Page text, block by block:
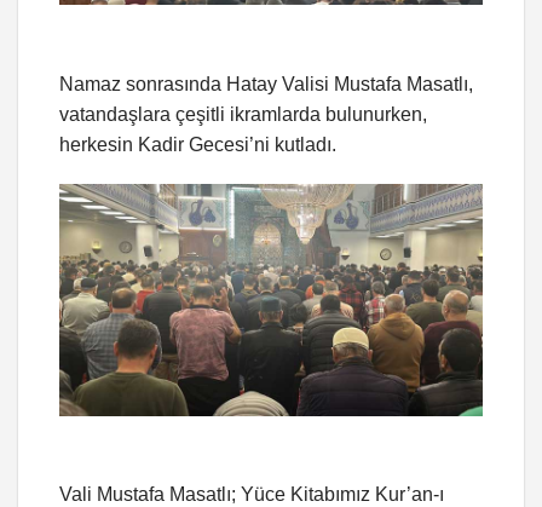
Namaz sonrasında Hatay Valisi Mustafa Masatlı,
vatandaşlara çeşitli ikramlarda bulunurken,
herkesin Kadir Gecesi’ni kutladı.
Vali Mustafa Masatlı; Yüce Kitabımız Kur’an-ı